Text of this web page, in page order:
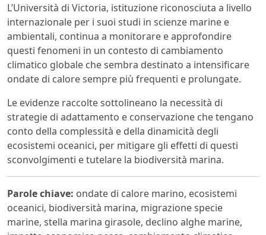
L’Università di Victoria, istituzione riconosciuta a livello
internazionale per i suoi studi in scienze marine e
ambientali, continua a monitorare e approfondire
questi fenomeni in un contesto di cambiamento
climatico globale che sembra destinato a intensificare
ondate di calore sempre più frequenti e prolungate.
Le evidenze raccolte sottolineano la necessità di
strategie di adattamento e conservazione che tengano
conto della complessità e della dinamicità degli
ecosistemi oceanici, per mitigare gli effetti di questi
sconvolgimenti e tutelare la biodiversità marina.
Parole chiave: ondate di calore marino, ecosistemi
oceanici, biodiversità marina, migrazione specie
marine, stella marina girasole, declino alghe marine,